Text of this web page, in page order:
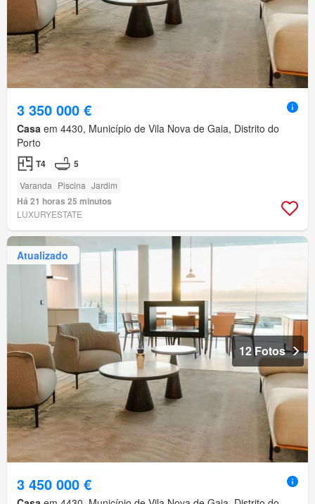
3 350 000 €
Casa em 4430, Município de Vila Nova de Gaia, Distrito do
Porto
T4 5
Varanda Piscina Jardim
Há 21 horas 25 minutos
LUXURYESTATE
Atualizado
12 Fotos
3 450 000 €